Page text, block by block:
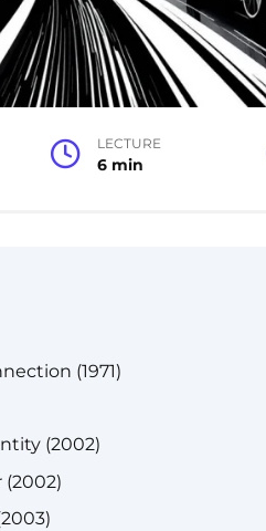
LECTURE
6 min
(1971)
(2002)
(2002)